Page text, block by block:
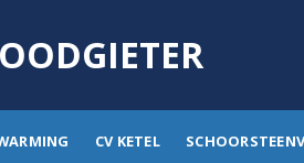
CV KETEL